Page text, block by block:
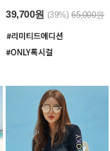
39,700원 (39%) 65,000원